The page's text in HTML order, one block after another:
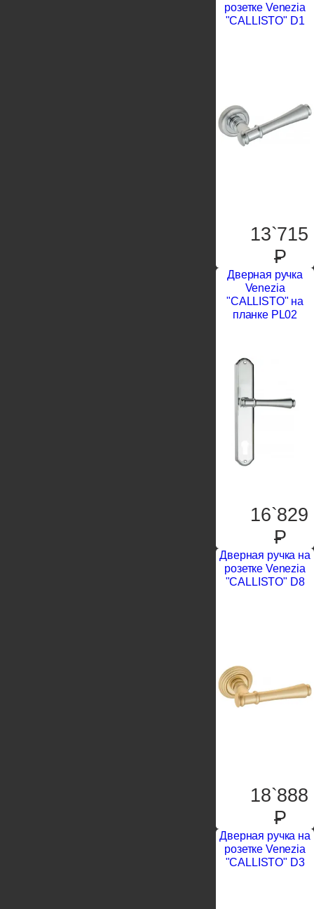
розетке Venezia
"CALLISTO" D1
13`715
P
Дверная ручка
Venezia
"CALLISTO" на
планке PL02
16`829
P
Дверная ручка на
розетке Venezia
"CALLISTO" D8
18`888
P
Дверная ручка на
розетке Venezia
"CALLISTO" D3